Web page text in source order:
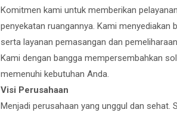
Komitmen kami untuk memberikan
penyekatan ruangannya. Kami
serta layanan pemasangan dan
Kami dengan bangga mempersembahkan
memenuhi kebutuhan Anda.
Visi Perusahaan
Menjadi perusahaan yang unggul dan